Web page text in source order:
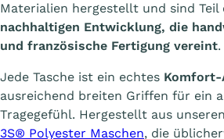
Materialien hergestellt und sind Teil
nachhaltigen Entwicklung, die
und französische Fertigung vereint.
Jede Tasche ist ein echtes Komfort-
ausreichend breiten Griffen für ein
Tragegefühl. Hergestellt aus unseren
3S® Polyester Maschen, die